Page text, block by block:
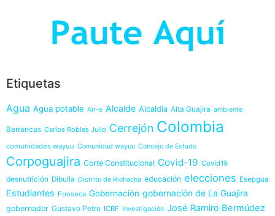
Etiquetas
Agua Agua potable Air-e Alcalde Alcaldía Alta Guajira ambiente
Barrancas Carlos Robles Julio Cerrejón Colombia
comunidades wayuu Comunidad wayuu Consejo de Estado
Corpoguajira Corte Constitucional Covid-19 Covid19
desnutrición Dibulla Distrito de Riohacha educación elecciones Esepgua
Estudiantes Fonseca Gobernación gobernación de La Guajira
gobernador Gustavo Petro ICBF investigación José Ramiro Bermúdez